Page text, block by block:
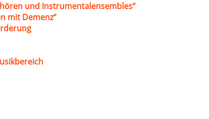
und Instrumentalensembles“
mit Demenz“